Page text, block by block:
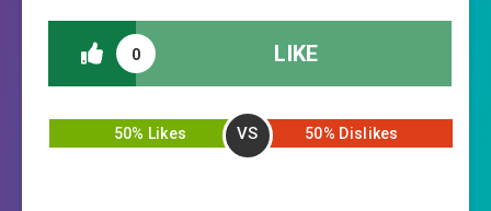
0 LIKE
50% Likes VS 50% Dislikes